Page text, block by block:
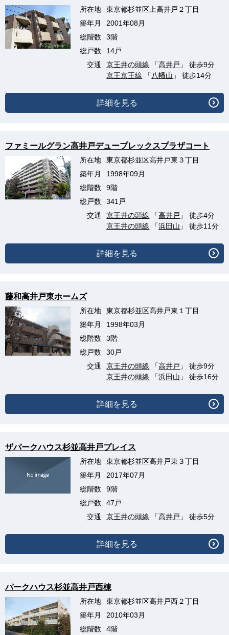
所在地
東京都杉並区上高井戸２丁目
築年月
2001年08月
総階数
3階
総戸数
14戸
交通
京王井の頭線 「高井戸 」 徒歩9分
京王京王線 「八幡山 」 徒歩14分
詳細を見る
ファミールグラン高井戸デュープレックスプラザコート
所在地
東京都杉並区高井戸東３丁目
築年月
1998年09月
総階数
9階
総戸数
341戸
交通
京王井の頭線 「高井戸 」 徒歩4分
京王井の頭線 「浜田山 」 徒歩11分
詳細を見る
藤和高井戸東ホームズ
所在地
東京都杉並区高井戸東１丁目
築年月
1998年03月
総階数
3階
総戸数
30戸
交通
京王井の頭線 「高井戸 」 徒歩9分
京王井の頭線 「浜田山 」 徒歩16分
詳細を見る
ザパークハウス杉並高井戸プレイス
所在地
東京都杉並区高井戸東３丁目
築年月
2017年07月
総階数
9階
総戸数
47戸
交通
京王井の頭線 「高井戸 」 徒歩5分
詳細を見る
パークハウス杉並高井戸西棟
所在地
東京都杉並区高井戸西２丁目
築年月
2010年03月
総階数
4階